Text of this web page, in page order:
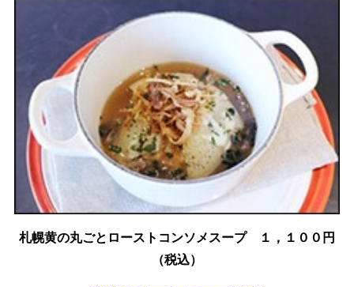
札幌黄の丸ごとローストコンソメスープ １，１００円
（税込）